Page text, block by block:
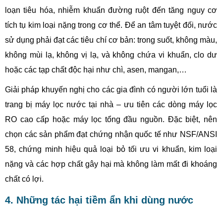
loạn tiêu hóa, nhiễm khuẩn đường ruột đến tăng nguy cơ
tích tụ kim loại nặng trong cơ thể. Để an tâm tuyệt đối, nước
sử dụng phải đạt các tiêu chí cơ bản: trong suốt, không màu,
không mùi lạ, không vị lạ, và không chứa vi khuẩn, clo dư
hoặc các tạp chất độc hại như chì, asen, mangan,…
Giải pháp khuyến nghị cho các gia đình có người lớn tuổi là
trang bị máy lọc nước tại nhà – ưu tiên các dòng máy lọc
RO cao cấp hoặc máy lọc tổng đầu nguồn. Đặc biệt, nên
chọn các sản phẩm đạt chứng nhận quốc tế như NSF/ANSI
58, chứng minh hiệu quả loại bỏ tối ưu vi khuẩn, kim loại
nặng và các hợp chất gây hại mà không làm mất đi khoáng
chất có lợi.
4. Những tác hại tiềm ẩn khi dùng nước